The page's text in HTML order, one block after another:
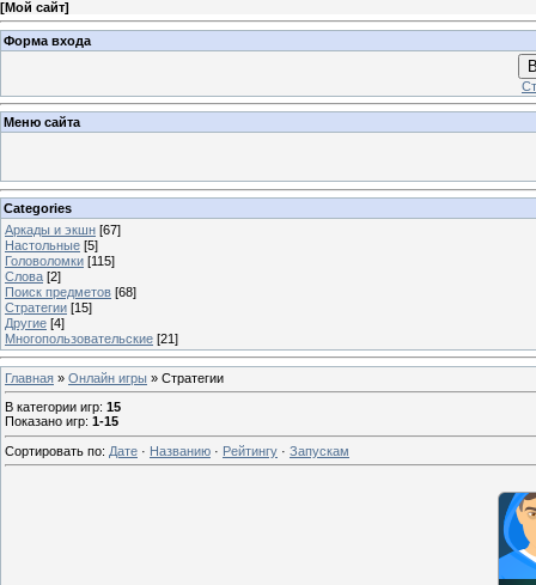
[Мой сайт]
Форма входа
Меню сайта
Categories
Аркады и экшн [67]
Настольные [5]
Головоломки [115]
Слова [2]
Поиск предметов [68]
Стратегии [15]
Другие [4]
Многопользовательские [21]
Главная » Онлайн игры » Стратегии
В категории игр: 15
Показано игр: 1-15
Сортировать по: Дате · Названию · Рейтингу · Запускам